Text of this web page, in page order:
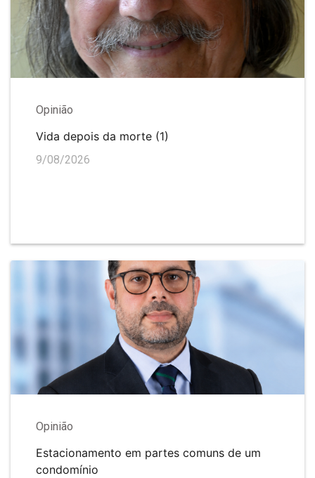
Opinião
Vida depois da morte (1)
9/08/2026
Opinião
Estacionamento em partes comuns de um
condomínio